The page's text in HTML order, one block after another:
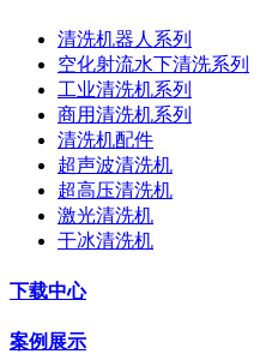
清洗机器人系列
空化射流水下清洗系列
工业清洗机系列
商用清洗机系列
清洗机配件
超声波清洗机
超高压清洗机
激光清洗机
干冰清洗机
下载中心
案例展示